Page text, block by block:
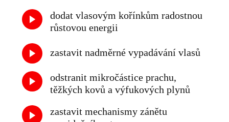
dodat vlasovým kořínkům radostnou
růstovou energii
zastavit nadměrné vypadávání vlasů
odstranit mikročástice prachu,
těžkých kovů a výfukových plynů
zastavit mechanismy zánětu